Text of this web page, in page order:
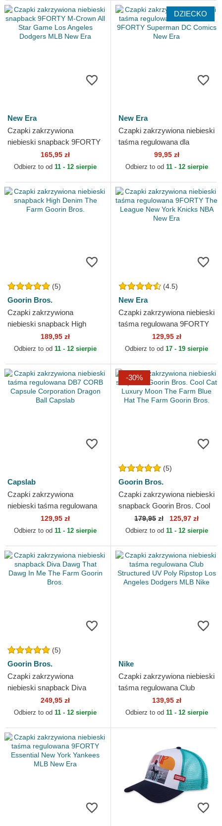
New Era
Czapki zakrzywiona
niebieski snapback 9FORTY
M-Crown All Star Game Los
Angeles Dodgers MLB New
165,95 zł
Odbierz to od 11 - 12 sierpie
DZIECKO
New Era
Czapki zakrzywiona niebieski
taśma regulowana dla
dziecka 9FORTY Superman
DC Comics New Era
99,95 zł
Odbierz to od 11 - 12 sierpie
(5)
Goorin Bros.
Czapki zakrzywiona
niebieski snapback High
Denim The Farm Goorin
Bros.
189,95 zł
Odbierz to od 11 - 12 sierpie
(4.5)
New Era
Czapki zakrzywiona niebieski
taśma regulowana 9FORTY
The League New York Knicks
NBA New Era
129,95 zł
Odbierz to od 17 - 19 sierpie
Capslab
Czapki zakrzywiona
niebieski taśma regulowana
DB7 CORB Capsule
Corporation Dragon Ball
129,95 zł
Odbierz to od 11 - 12 sierpie
-30%
(5)
Goorin Bros.
Czapki zakrzywiona niebieski
snapback Goorin Bros. Cool
Cat Luxury Moon The Farm
Blue Hat The...
179,95 zł 125,97 zł
Odbierz to od 11 - 12 sierpie
(5)
Goorin Bros.
Czapki zakrzywiona
niebieski snapback Diva
Dawg That Dawg In Me The
Farm Goorin Bros.
249,95 zł
Odbierz to od 11 - 12 sierpie
Nike
Czapki zakrzywiona niebieski
taśma regulowana Club
Structured UV Poly Ripstop
Los Angeles Dodgers...
139,95 zł
Odbierz to od 11 - 12 sierpie